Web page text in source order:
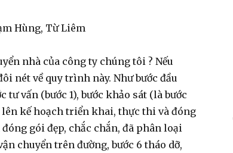
Hùng, Từ Liêm
nhà của công ty chúng tôi ? Nếu
nét về quy trình này. Như bước đầu
vấn (bước 1), bước khảo sát (là bước
lên kế hoạch triển khai, thực thi và đóng
gói đẹp, chắc chắn, đã phân loại
chuyển trên đường, bước 6 tháo dỡ,